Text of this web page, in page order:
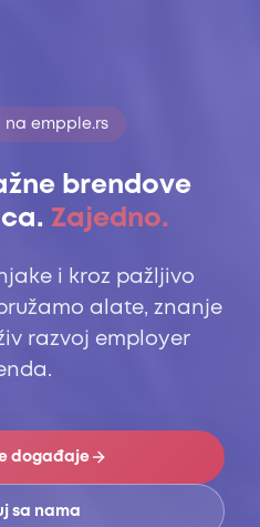
na empple.rs
brendove
Zajedno.
i kroz pažljivo
alate, znanje
razvoj employer
događaje
sa nama